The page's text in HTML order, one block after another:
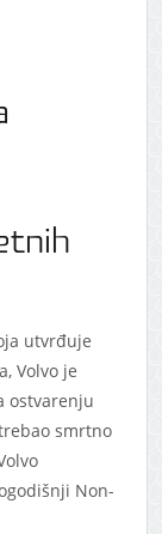
utvrđuje
Volvo je
ostvarenju
smrtno
Non-